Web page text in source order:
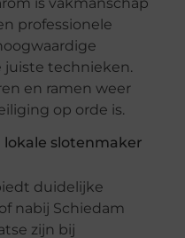
professionele
juiste technieken.
en ramen weer
op orde is.
lokale slotenmaker
duidelijke
nabij Schiedam
zijn bij